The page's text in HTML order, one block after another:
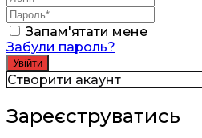
Запам'ятати мене
Забули пароль?
Створити акаунт
Зареєструватись